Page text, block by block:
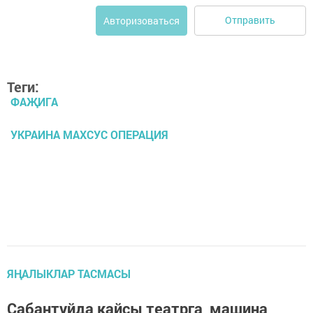
Авторизоваться Отправить
Теги:
ФАҖИГА
УКРАИНА МАХСУС ОПЕРАЦИЯ
ЯҢАЛЫКЛАР ТАСМАСЫ
Сабантуйда кайсы театрга машина